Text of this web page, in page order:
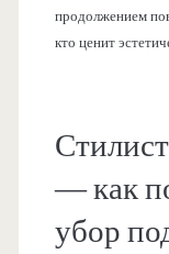
продолжением
кто ценит
— как
убор